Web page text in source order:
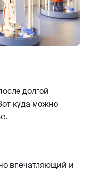
долгой
куда можно
впечатляющий и